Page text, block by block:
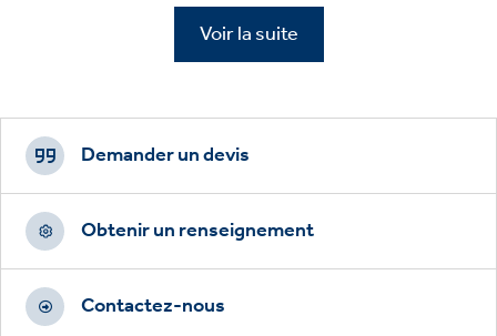
Voir la suite
Footer
CTAs
Demander un devis
Obtenir un renseignement
Contactez-nous